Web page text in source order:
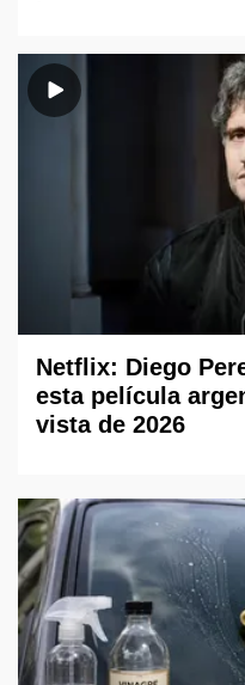
Netflix: Diego
esta película
vista de 2026